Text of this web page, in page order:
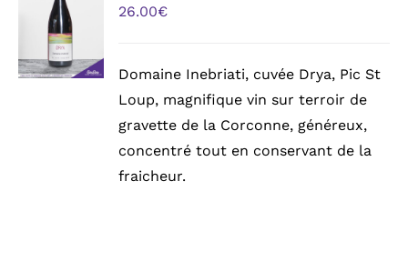
AU
PANIER
/
DÉTAILS
26.00€
Domaine Inebriati, cuvée Drya, Pic St
Loup, magnifique vin sur terroir de
gravette de la Corconne, généreux,
concentré tout en conservant de la
fraicheur.